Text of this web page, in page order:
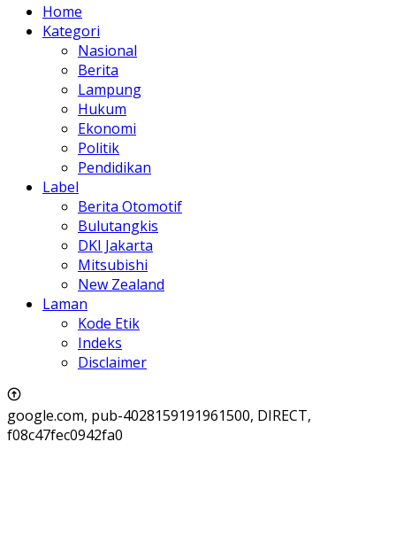
Home
Kategori
Nasional
Berita
Lampung
Hukum
Ekonomi
Politik
Pendidikan
Label
Berita Otomotif
Bulutangkis
DKI Jakarta
Mitsubishi
New Zealand
Laman
Kode Etik
Indeks
Disclaimer
google.com, pub-4028159191961500, DIRECT,
f08c47fec0942fa0